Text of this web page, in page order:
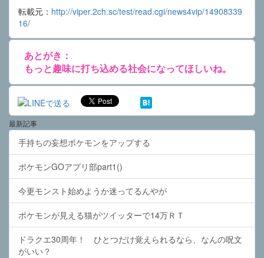
転載元： http://viper.2ch.sc/test/read.cgi/news4vip/14908339
16/
あとがき：
もっと趣味に打ち込める社会になってほしいね。
最新記事
手持ちの妄想ポケモンをアップする
ポケモンGOアプリ部part1()
今更モンスト始めようか迷ってるんやが
ポケモンが見える猫がツイッターで14万ＲＴ
ドラクエ30周年！ ひとつだけ覚えられるなら、なんの呪文
がいい？